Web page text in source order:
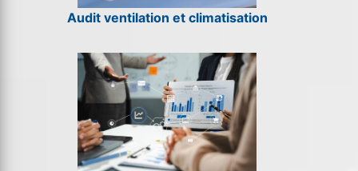
Audit ventilation et climatisation